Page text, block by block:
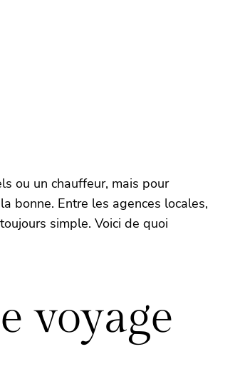
ou un chauffeur, mais pour
bonne. Entre les agences locales,
simple. Voici de quoi
voyage